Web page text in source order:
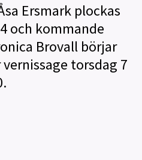
Ersmark plockas
och kommande
Brovall börjar
torsdag 7